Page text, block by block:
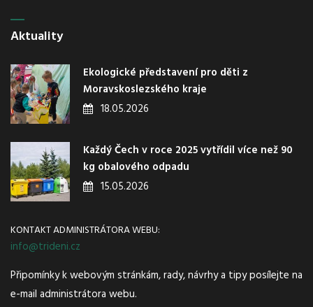
Aktuality
Ekologické představení pro děti z
Moravskoslezského kraje
18.05.2026
Každý Čech v roce 2025 vytřídil více než 90
kg obalového odpadu
15.05.2026
KONTAKT ADMINISTRÁTORA WEBU:
info@trideni.cz
Připomínky k webovým stránkám, rady, návrhy a tipy posílejte na
e-mail administrátora webu.